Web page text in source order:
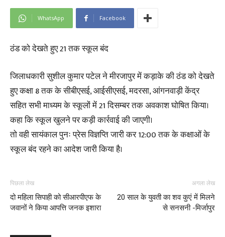
WhatsApp Facebook
ठंड को देखते हुए 21 तक स्कूल बंद
जिलाधकारी सुशील कुमार पटेल ने मीरजापुर में कड़ाके की ठंड को देखते
हुए कक्षा 8 तक के सीबीएसई, आईसीएसई, मदरसा, आंगनवाड़ी केंद्र
सहित सभी माध्यम के स्कूलों में 21 दिसम्बर तक अवकाश घोषित किया।
कहा कि स्कूल खुलने पर कड़ी कार्रवाई की जाएगी।
तो वही सायंकाल पुनः प्रेस विज्ञप्ति जारी कर 12:00 तक के कक्षाओं के
स्कूल बंद रहने का आदेश जारी किया है।
पिछला लेख
दो महिला सिपाही को सीआरपीएफ के
जवानों ने किया आपत्ति जनक इशारा
अगला लेख
20 साल के युवती का शव कुएं में मिलने
से सनसनी -मिर्जापुर